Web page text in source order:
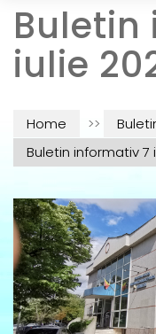
Buletin
iulie
Home >>
Buletin informativ 7